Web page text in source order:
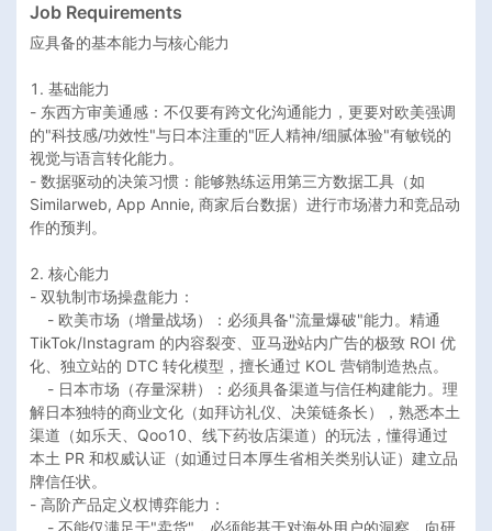
Job Requirements
应具备的基本能力与核心能力
1. 基础能力
- 东西方审美通感：不仅要有跨文化沟通能力，更要对欧美强调
的"科技感/功效性"与日本注重的"匠人精神/细腻体验"有敏锐的
视觉与语言转化能力。
- 数据驱动的决策习惯：能够熟练运用第三方数据工具（如
Similarweb, App Annie, 商家后台数据）进行市场潜力和竞品动
作的预判。
2. 核心能力
- 双轨制市场操盘能力：
TikTok/Instagram 的内容裂变、亚马逊站内广告的极致 ROI 优
化、独立站的 DTC 转化模型，擅长通过 KOL 营销制造热点。
解日本独特的商业文化（如拜访礼仪、决策链条长），熟悉本土
渠道（如乐天、Qoo10、线下药妆店渠道）的玩法，懂得通过
本土 PR 和权威认证（如通过日本厚生省相关类别认证）建立品
牌信任状。
- 高阶产品定义权博弈能力：